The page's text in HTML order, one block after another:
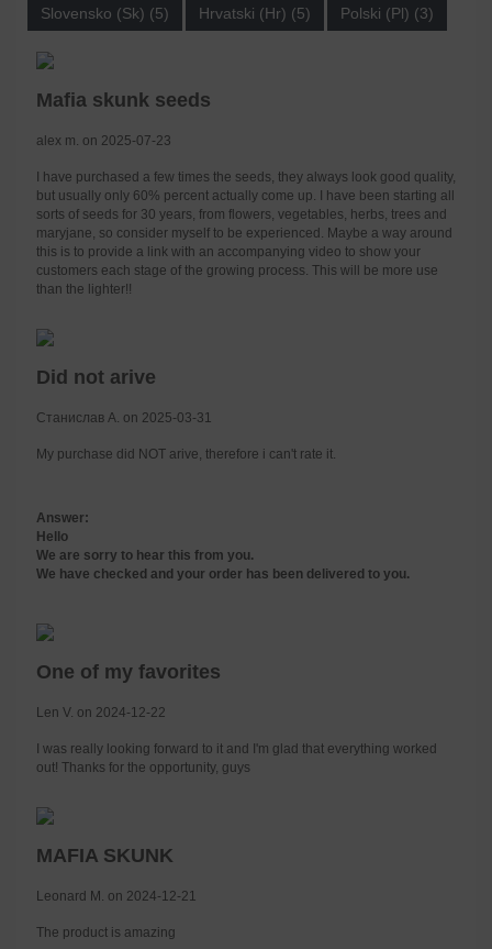
Slovensko (Sk) (5) Hrvatski (Hr) (5) Polski (Pl) (3)
Mafia skunk seeds
alex m. on 2025-07-23
I have purchased a few times the seeds, they always look good quality,
but usually only 60% percent actually come up. I have been starting all
sorts of seeds for 30 years, from flowers, vegetables, herbs, trees and
maryjane, so consider myself to be experienced. Maybe a way around
this is to provide a link with an accompanying video to show your
customers each stage of the growing process. This will be more use
than the lighter!!
Did not arive
Станислав А. on 2025-03-31
My purchase did NOT arive, therefore i can't rate it.
Answer:
Hello
We are sorry to hear this from you.
We have checked and your order has been delivered to you.
One of my favorites
Len V. on 2024-12-22
I was really looking forward to it and I'm glad that everything worked
out! Thanks for the opportunity, guys
MAFIA SKUNK
Leonard M. on 2024-12-21
The product is amazing